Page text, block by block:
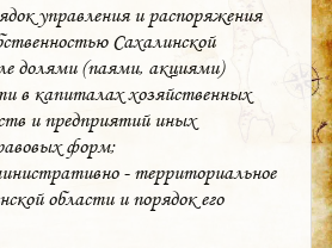
управления и распоряжения
Сахалинской
долями (паями, акциями)
в капиталах хозяйственных
и предприятий иных
форм;
- территориальное
области и порядок его